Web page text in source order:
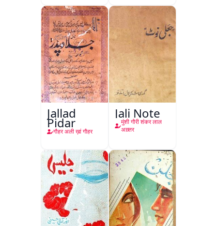
Jallad
Pidar
गौहर अली ख़ां गौहर
Jali Note
मुंशी गौरी शंकर लाल
अख़्तर